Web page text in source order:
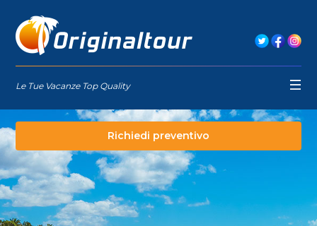
Le Tue Vacanze Top Quality
Richiedi preventivo